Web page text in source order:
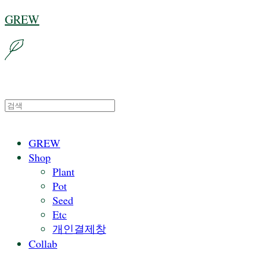
GREW
GREW
Shop
Plant
Pot
Seed
Etc
개인결제창
Collab